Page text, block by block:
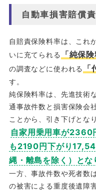
自動車損害賠償
自賠責保険料率は、これ
いに充てられる
「純保険
の調査などに使われる
す。
純保険料率は、先進技術
通事故件数と損害保険会
ことから、引き下げとな
自家用乗用車が2360
も2190円下がり
縄・離島を除く）とな
一方、事故件数や死者数
の被害による重度後遺障